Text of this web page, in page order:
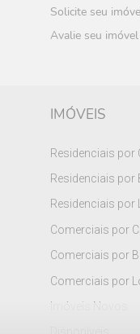
Solicite seu
Avalie seu imóvel
IMÓVEIS
Residenciais por
Residenciais por
Residenciais por
Comerciais por
Comerciais por
Comerciais por
Imóveis Novos